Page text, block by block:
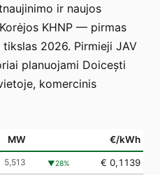
ir naujos
KHNP — pirmas
2026. Pirmieji JAV
planuojami Doicești
komercinis
MW €/kWh
5,513 ▼28% € 0,1139